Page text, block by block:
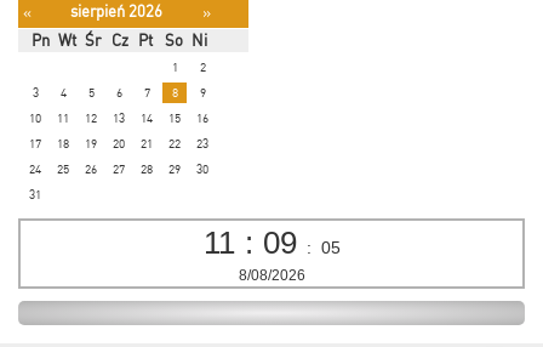
« sierpień 2026
»
Pn Wt Śr Cz Pt So Ni
1
2
3
4 5 6 7 8
9
10
11 12 13 14 15
16
17
18 19 20 21 22
23
24
25 26 27 28 29
30
31
11 : 09 : 05
8/08/2026